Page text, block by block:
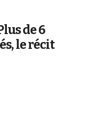
de 6
le récit